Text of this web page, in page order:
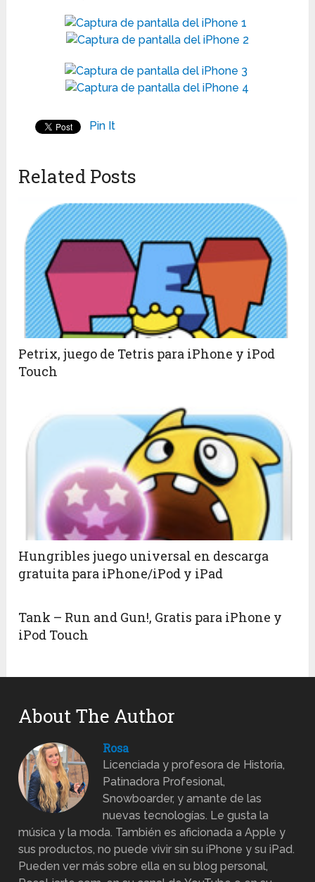
Pin It
Related Posts
Petrix, juego de Tetris para iPhone y iPod
Touch
Hungribles juego universal en descarga
gratuita para iPhone/iPod y iPad
Tank – Run and Gun!, Gratis para iPhone y
iPod Touch
About The Author
Rosa
Licenciada y profesora de Historia,
Patinadora Profesional,
Snowboarder, y amante de las
nuevas tecnologías. Le gusta la
música y la moda. También es aficionada a Apple y
sus productos, no puede vivir sin su iPhone y su iPad.
Pueden ver más sobre ella en su blog personal,